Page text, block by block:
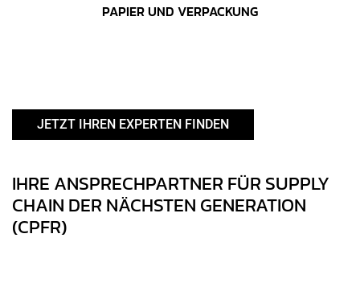
PAPIER UND VERPACKUNG
JETZT IHREN EXPERTEN FINDEN
IHRE ANSPRECHPARTNER FÜR SUPPLY
CHAIN DER NÄCHSTEN GENERATION
(CPFR)